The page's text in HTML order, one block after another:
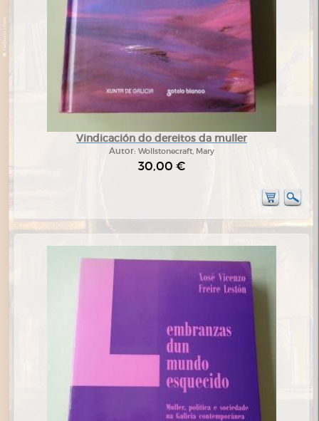
Vindicación do dereitos da muller
Autor: Wollstonecraft, Mary
30,00 €